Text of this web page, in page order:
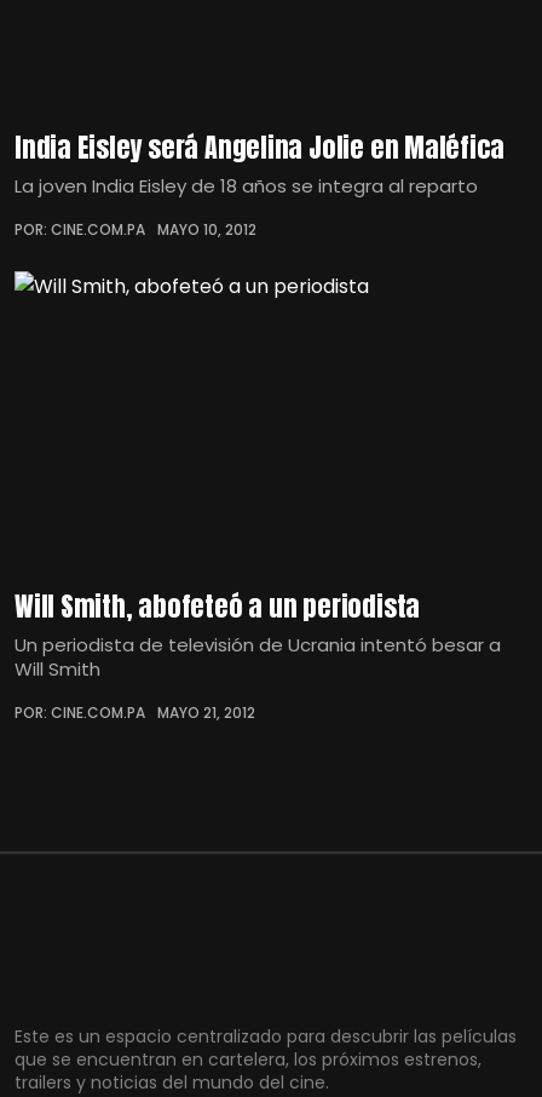
India Eisley será Angelina Jolie en Maléfica
La joven India Eisley de 18 años se integra al reparto
POR: CINE.COM.PA MAYO 10, 2012
Will Smith, abofeteó a un periodista
Un periodista de televisión de Ucrania intentó besar a
Will Smith
POR: CINE.COM.PA MAYO 21, 2012
Este es un espacio centralizado para descubrir las películas
que se encuentran en cartelera, los próximos estrenos,
trailers y noticias del mundo del cine.